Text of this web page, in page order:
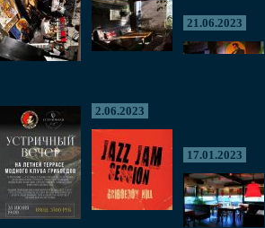
21.06.2023
2.06.2023
17.01.2023